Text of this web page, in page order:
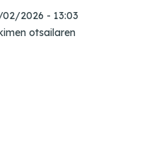
2026 - 13:03
otsailaren